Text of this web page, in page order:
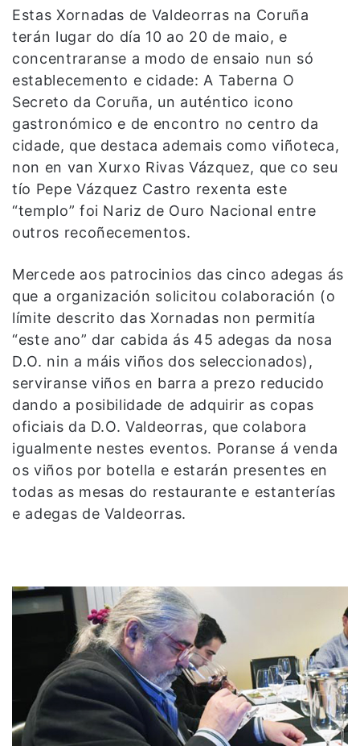
Estas Xornadas de Valdeorras na Coruña
terán lugar do día 10 ao 20 de maio, e
concentraranse a modo de ensaio nun só
establecemento e cidade: A Taberna O
Secreto da Coruña, un auténtico icono
gastronómico e de encontro no centro da
cidade, que destaca ademais como viñoteca,
non en van Xurxo Rivas Vázquez, que co seu
tío Pepe Vázquez Castro rexenta este
“templo” foi Nariz de Ouro Nacional entre
outros recoñecementos.
Mercede aos patrocinios das cinco adegas ás
que a organización solicitou colaboración (o
límite descrito das Xornadas non permitía
“este ano” dar cabida ás 45 adegas da nosa
D.O. nin a máis viños dos seleccionados),
serviranse viños en barra a prezo reducido
dando a posibilidade de adquirir as copas
oficiais da D.O. Valdeorras, que colabora
igualmente nestes eventos. Poranse á venda
os viños por botella e estarán presentes en
todas as mesas do restaurante e estanterías
e adegas de Valdeorras.